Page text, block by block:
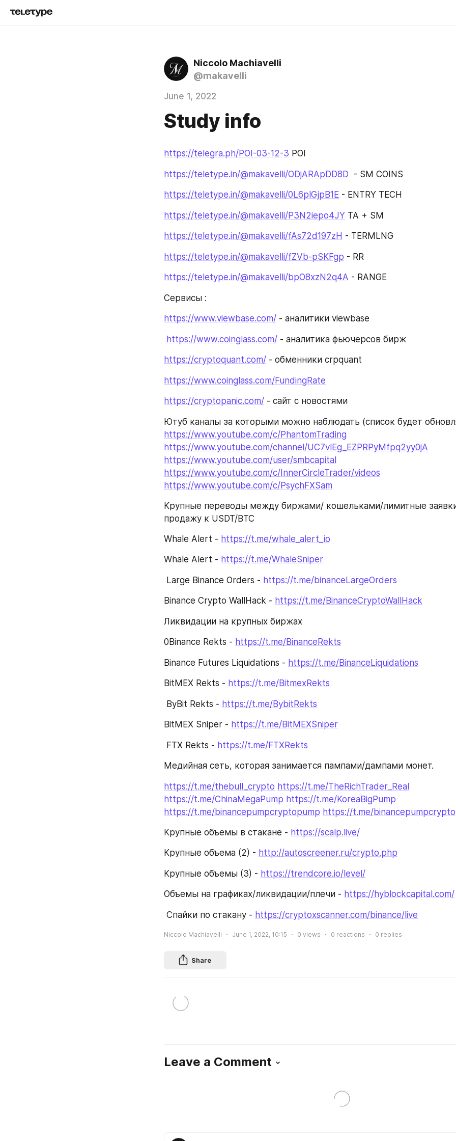
Niccolo Machiavelli
@makavelli
June 1, 2022
Study info
https://telegra.ph/POI-03-12-3 POI
https://teletype.in/@makavelli/ODjARApDD8D
  - SM COINS
https://teletype.in/@makavelli/0L6plGjpB1E - ENTRY TECH
https://teletype.in/@makavelli/P3N2iepo4JY TA + SM
https://teletype.in/@makavelli/fAs72d197zH - TERMLNG
https://teletype.in/@makavelli/fZVb-pSKFgp - RR
https://teletype.in/@makavelli/bpO8xzN2q4A - RANGE
Сервисы :
https://www.viewbase.com/ - аналитики viewbase
https://www.coinglass.com/ - аналитика фьючерсов бирж
https://cryptoquant.com/ - обменники crpquant
https://www.coinglass.com/FundingRate
https://cryptopanic.com/ - cайт с новостями
https://www.youtube.com/c/PhantomTrading
https://www.youtube.com/channel/UC7vlEg_EZPRPyMfpq2yy0jA
https://www.youtube.com/user/smbcapital
https://www.youtube.com/c/InnerCircleTrader/videos
https://www.youtube.com/c/PsychFXSam
Крупные переводы между биржами/ кошельками/лимитные
продажу к USDT/BTC
Whale Alert - https://t.me/whale_alert_io
Whale Alert - https://t.me/WhaleSniper
Large Binance Orders - https://t.me/binanceLargeOrders
Binance Crypto WallHack - https://t.me/BinanceCryptoWallHack
Ликвидации на крупных биржах
0Binance Rekts - https://t.me/BinanceRekts
Binance Futures Liquidations - https://t.me/BinanceLiquidations
BitMEX Rekts - https://t.me/BitmexRekts
ByBit Rekts - https://t.me/BybitRekts
BitMEX Sniper - https://t.me/BitMEXSniper
FTX Rekts - https://t.me/FTXRekts
Медийная сеть, которая занимается пампами/дампами монет.
https://t.me/thebull_crypto https://t.me/TheRichTrader_Real
https://t.me/ChinaMegaPump https://t.me/KoreaBigPump
https://t.me/binancepumpcryptopump https://t.me/
Крупные объемы в стакане - https://scalp.live/
Крупные объема (2) - http://autoscreener.ru/crypto.php
Крупные объемы (3) - https://trendcore.io/level/
Объемы на графиках/ликвидации/плечи - https://hyblockcapital.com/
Спайки по стакану - https://cryptoxscanner.com/binance/live
Niccolo Machiavelli June 1, 2022, 10:15 0 views 0 reactions 0 replies
Share
Leave a Comment